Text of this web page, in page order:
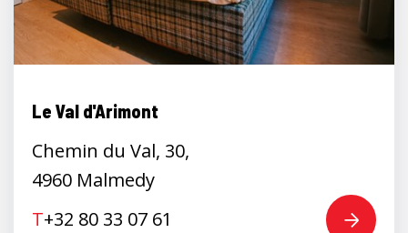
Le Val d'Arimont
Chemin du Val, 30,
4960 Malmedy
T+32 80 33 07 61